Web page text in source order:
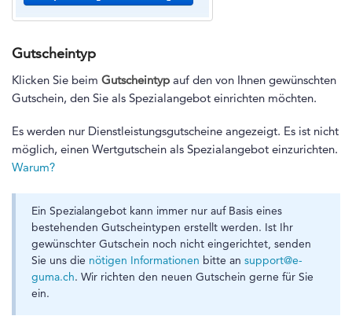
Gutscheintyp
Klicken Sie beim Gutscheintyp auf den von Ihnen gewünschten
Gutschein, den Sie als Spezialangebot einrichten möchten.
Es werden nur Dienstleistungsgutscheine angezeigt. Es ist nicht
möglich, einen Wertgutschein als Spezialangebot einzurichten.
Warum?
Ein Spezialangebot kann immer nur auf Basis eines
bestehenden Gutscheintypen erstellt werden. Ist Ihr
gewünschter Gutschein noch nicht eingerichtet, senden
Sie uns die nötigen Informationen bitte an support@e-
guma.ch. Wir richten den neuen Gutschein gerne für Sie
ein.